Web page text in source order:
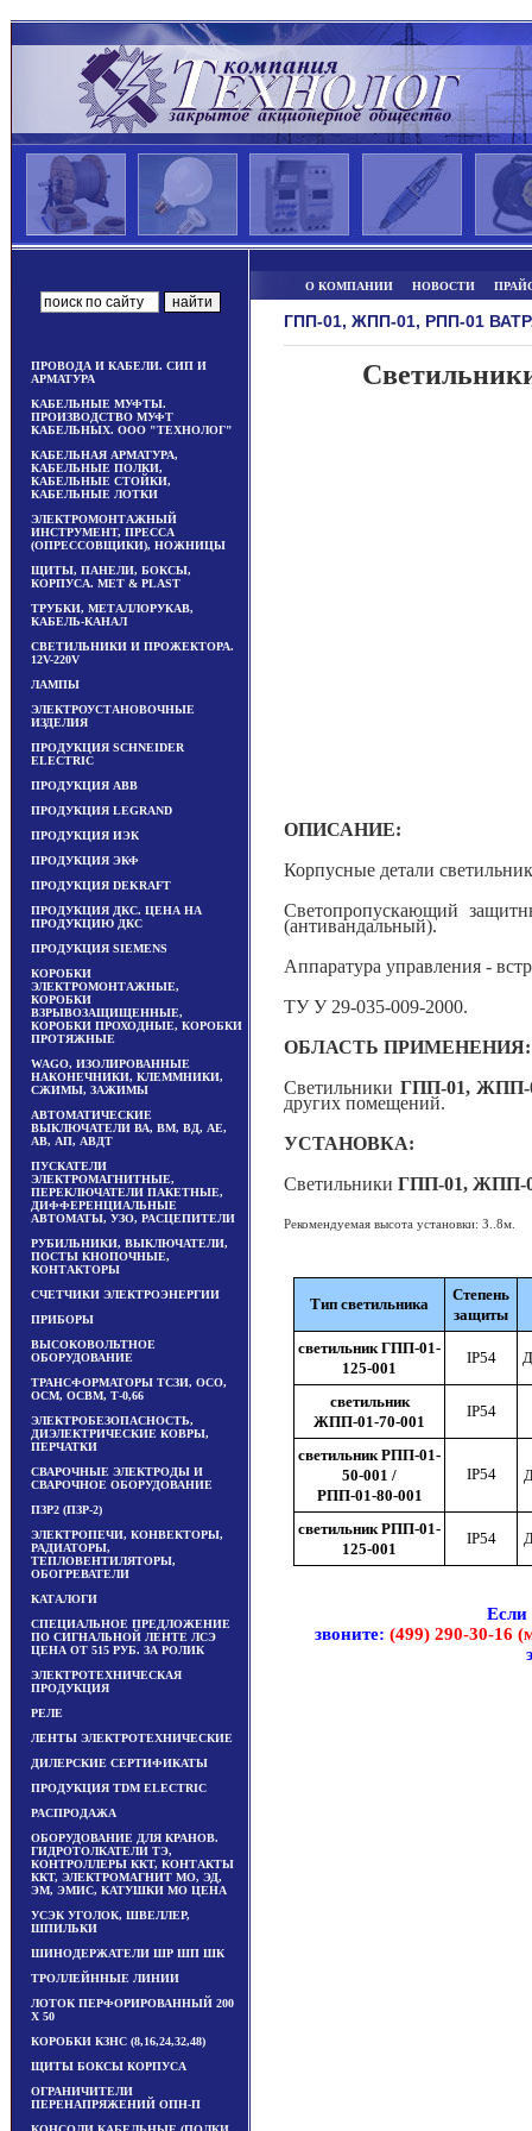
ПРОВОДА И КАБЕЛИ. СИП И
АРМАТУРА
КАБЕЛЬНЫЕ МУФТЫ.
ПРОИЗВОДСТВО МУФТ
КАБЕЛЬНЫХ. ООО "ТЕХНОЛОГ"
КАБЕЛЬНАЯ АРМАТУРА,
КАБЕЛЬНЫЕ ПОЛКИ,
КАБЕЛЬНЫЕ СТОЙКИ,
КАБЕЛЬНЫЕ ЛОТКИ
ЭЛЕКТРОМОНТАЖНЫЙ
ИНСТРУМЕНТ, ПРЕССА
(ОПРЕССОВЩИКИ), НОЖНИЦЫ
ЩИТЫ, ПАНЕЛИ, БОКСЫ,
КОРПУСА. MET & PLAST
ТРУБКИ, МЕТАЛЛОРУКАВ,
КАБЕЛЬ-КАНАЛ
СВЕТИЛЬНИКИ И ПРОЖЕКТОРА.
12V-220V
ЛАМПЫ
ЭЛЕКТРОУСТАНОВОЧНЫЕ
ИЗДЕЛИЯ
ПРОДУКЦИЯ SCHNEIDER
ELECTRIC
ПРОДУКЦИЯ ABB
ПРОДУКЦИЯ LEGRAND
ПРОДУКЦИЯ ИЭК
ПРОДУКЦИЯ ЭКФ
ПРОДУКЦИЯ DEKRAFT
ПРОДУКЦИЯ ДКС. ЦЕНА НА
ПРОДУКЦИЮ ДКС
ПРОДУКЦИЯ SIEMENS
КОРОБКИ
ЭЛЕКТРОМОНТАЖНЫЕ,
КОРОБКИ
ВЗРЫВОЗАЩИЩЕННЫЕ,
КОРОБКИ ПРОХОДНЫЕ, КОРОБКИ
ПРОТЯЖНЫЕ
WAGO, ИЗОЛИРОВАННЫЕ
НАКОНЕЧНИКИ, КЛЕММНИКИ,
СЖИМЫ, ЗАЖИМЫ
АВТОМАТИЧЕСКИЕ
ВЫКЛЮЧАТЕЛИ ВА, ВМ, ВД, АЕ,
АВ, АП, АВДТ
ПУСКАТЕЛИ
ЭЛЕКТРОМАГНИТНЫЕ,
ПЕРЕКЛЮЧАТЕЛИ ПАКЕТНЫЕ,
ДИФФЕРЕНЦИАЛЬНЫЕ
АВТОМАТЫ, УЗО, РАСЦЕПИТЕЛИ
РУБИЛЬНИКИ, ВЫКЛЮЧАТЕЛИ,
ПОСТЫ КНОПОЧНЫЕ,
КОНТАКТОРЫ
СЧЕТЧИКИ ЭЛЕКТРОЭНЕРГИИ
ПРИБОРЫ
ВЫСОКОВОЛЬТНОЕ
ОБОРУДОВАНИЕ
ТРАНСФОРМАТОРЫ ТСЗИ, ОСО,
ОСМ, ОСВМ, Т-0,66
ЭЛЕКТРОБЕЗОПАСНОСТЬ,
ДИЭЛЕКТРИЧЕСКИЕ КОВРЫ,
ПЕРЧАТКИ
СВАРОЧНЫЕ ЭЛЕКТРОДЫ И
СВАРОЧНОЕ ОБОРУДОВАНИЕ
ПЗР2 (ПЗР-2)
ЭЛЕКТРОПЕЧИ, КОНВЕКТОРЫ,
РАДИАТОРЫ,
ТЕПЛОВЕНТИЛЯТОРЫ,
ОБОГРЕВАТЕЛИ
КАТАЛОГИ
СПЕЦИАЛЬНОЕ ПРЕДЛОЖЕНИЕ
ПО СИГНАЛЬНОЙ ЛЕНТЕ ЛСЭ
ЦЕНА ОТ 515 РУБ. ЗА РОЛИК
ЭЛЕКТРОТЕХНИЧЕСКАЯ
ПРОДУКЦИЯ
РЕЛЕ
ЛЕНТЫ ЭЛЕКТРОТЕХНИЧЕСКИЕ
ДИЛЕРСКИЕ СЕРТИФИКАТЫ
ПРОДУКЦИЯ TDM ЕLECTRIC
РАСПРОДАЖА
ОБОРУДОВАНИЕ ДЛЯ КРАНОВ.
ГИДРОТОЛКАТЕЛИ ТЭ,
КОНТРОЛЛЕРЫ ККТ, КОНТАКТЫ
ККТ, ЭЛЕКТРОМАГНИТ МО, ЭД,
ЭМ, ЭМИС, КАТУШКИ МО ЦЕНА
УСЭК УГОЛОК, ШВЕЛЛЕР,
ШПИЛЬКИ
ШИНОДЕРЖАТЕЛИ ШР ШП ШК
ТРОЛЛЕЙННЫЕ ЛИНИИ
ЛОТОК ПЕРФОРИРОВАННЫЙ 200
Х 50
КОРОБКИ КЗНС (8,16,24,32,48)
ЩИТЫ БОКСЫ КОРПУСА
ОГРАНИЧИТЕЛИ
ПЕРЕНАПРЯЖЕНИЙ ОПН-П
О КОМПАНИИ НОВОСТИ
ГПП-01, ЖПП-01, РПП-01
ОПИСАНИЕ:
Корпусные детали
Светопропускающий
(антивандальный).
Аппаратура управления -
ТУ У 29-035-009-2000.
ОБЛАСТЬ ПРИМЕНЕНИЯ:
Светильники ГПП-01, ЖПП-
других помещений.
УСТАНОВКА:
Светильники ГПП-01, ЖПП-
Рекомендуемая высота установки: З..8м.
Тип светильника
Степень
защиты
светильник ГПП-01-
125-001
IP54
светильник
ЖПП-01-70-001
IP54
светильникРПП-01-
50-001 /
РПП-01-80-001
IP54
светильникРПП-01-
125-001
IP54
звоните: (499) 290-30-16